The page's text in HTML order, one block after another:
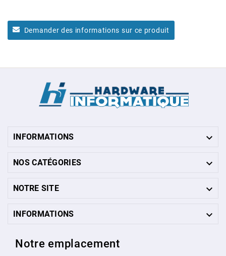
Demander des informations sur ce produit
INFORMATIONS 
NOS CATÉGORIES 
NOTRE SITE 
INFORMATIONS 
Notre emplacement